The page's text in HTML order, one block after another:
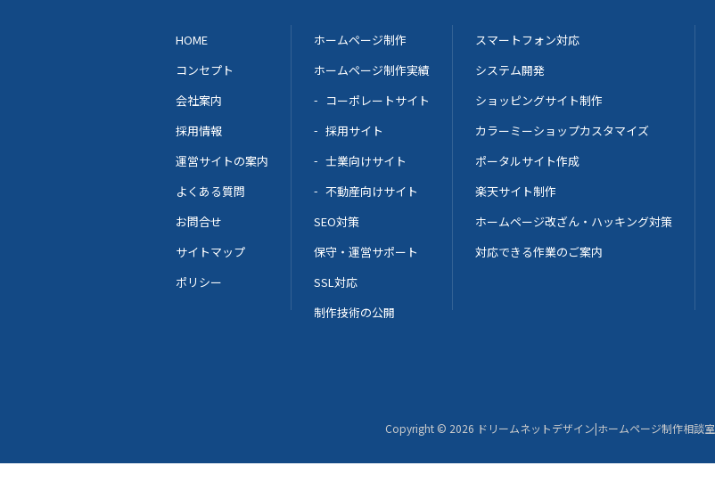
HOME
コンセプト
会社案内
採用情報
運営サイトの案内
よくある質問
お問合せ
サイトマップ
ポリシー
ホームページ制作
ホームページ制作実績
コーポレートサイト
採用サイト
士業向けサイト
不動産向けサイト
SEO対策
保守・運営サポート
SSL対応
制作技術の公開
スマートフォン対応
システム開発
ショッピングサイト制作
カラーミーショップカスタマイズ
ポータルサイト作成
楽天サイト制作
ホームページ改ざん・ハッキング対策
対応できる作業のご案内
Copyright © 2026 ドリームネットデザイン|ホームページ制作相談室